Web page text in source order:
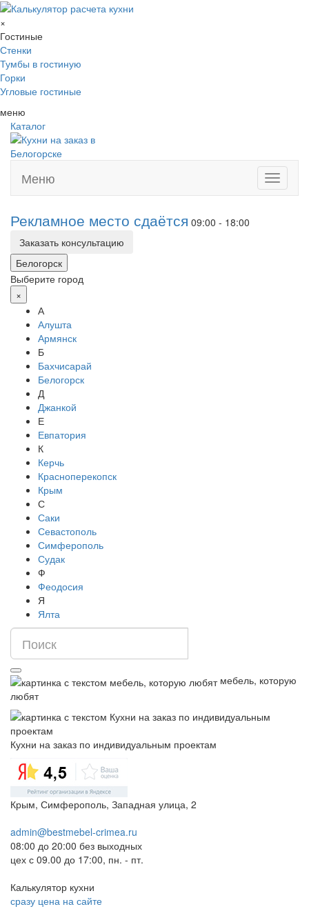
×
Гостиные
Стенки
Тумбы в гостиную
Горки
Угловые гостиные
меню
Каталог
Toggle
Меню
Рекламное место сдаётся 09:00 - 18:00
Заказать консультацию
Белогорск
Выберите город
×
А
Алушта
Армянск
Б
Бахчисарай
Белогорск
Д
Джанкой
Е
Евпатория
К
Керчь
Красноперекопск
Крым
С
Саки
Севастополь
Симферополь
Судак
Ф
Феодосия
Я
Ялта
мебель, которую
любят
Кухни на заказ по индивидуальным проектам
Крым, Симферополь, Западная улица, 2
admin@bestmebel-crimea.ru
08:00 до 20:00 без выходных
цех с 09.00 до 17:00, пн. - пт.
Калькулятор кухни
сразу цена на сайте